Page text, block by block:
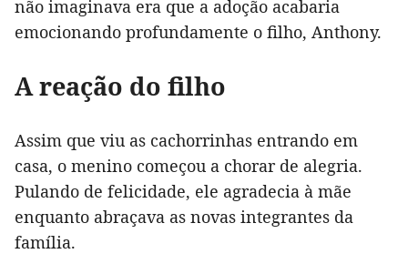
não imaginava era que a adoção acabaria
emocionando profundamente o filho, Anthony.
A reação do filho
Assim que viu as cachorrinhas entrando em
casa, o menino começou a chorar de alegria.
Pulando de felicidade, ele agradecia à mãe
enquanto abraçava as novas integrantes da
família.